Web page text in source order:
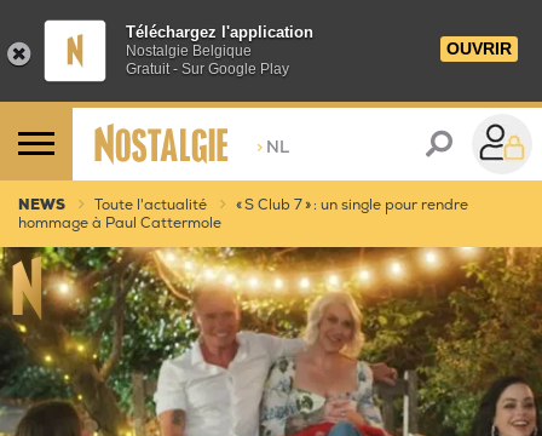
Téléchargez l'application
Nostalgie Belgique
Gratuit - Sur Google Play
OUVRIR
> NL
NEWS Toute l'actualité
« S Club 7 » : un single pour rendre
hommage à Paul Cattermole